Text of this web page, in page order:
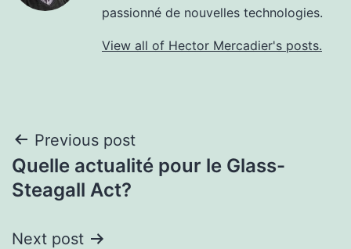
passionné de nouvelles technologies.
View all of Hector Mercadier's posts.
Post
navigation
Previous post
Quelle actualité pour le Glass-
Steagall Act?
Next post